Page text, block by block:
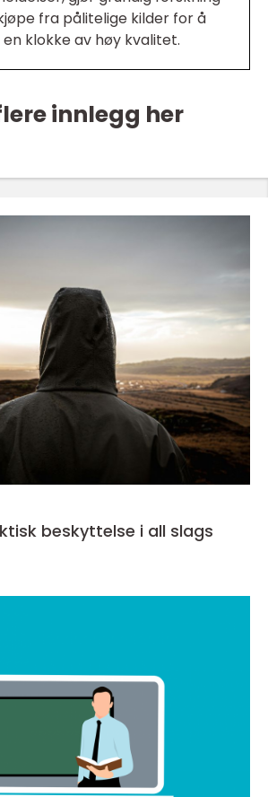
fra pålitelige kilder for å
klokke av høy kvalitet.
innlegg her